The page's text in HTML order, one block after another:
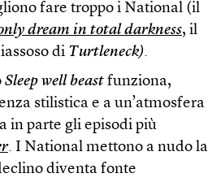
fare troppo i National (il
dream in total darkness, il
di Turtleneck).
Sleep well beast funziona,
stilistica e a un’atmosfera
in parte gli episodi più
. I National mettono a nudo la
diventa fonte